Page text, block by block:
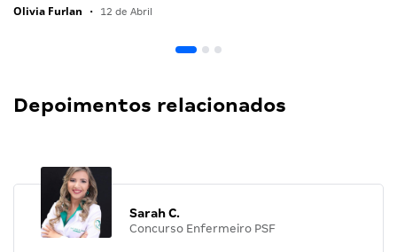
Olivia Furlan • 12 de Abril
Depoimentos relacionados
Sarah C.
Concurso Enfermeiro PSF